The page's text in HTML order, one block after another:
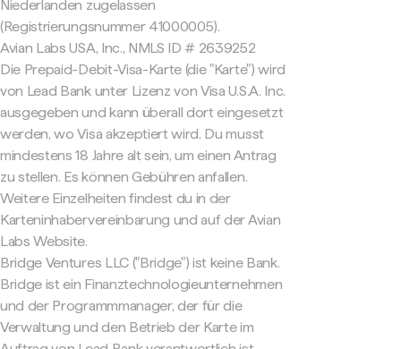
Niederlanden zugelassen
(Registrierungsnummer 41000005).
Avian Labs USA, Inc., NMLS ID # 2639252
Die Prepaid-Debit-Visa-Karte (die "Karte") wird
von Lead Bank unter Lizenz von Visa U.S.A. Inc.
ausgegeben und kann überall dort eingesetzt
werden, wo Visa akzeptiert wird. Du musst
mindestens 18 Jahre alt sein, um einen Antrag
zu stellen. Es können Gebühren anfallen.
Weitere Einzelheiten findest du in der
Karteninhabervereinbarung und auf der Avian
Labs Website.
Bridge Ventures LLC ("Bridge") ist keine Bank.
Bridge ist ein Finanztechnologieunternehmen
und der Programmmanager, der für die
Verwaltung und den Betrieb der Karte im